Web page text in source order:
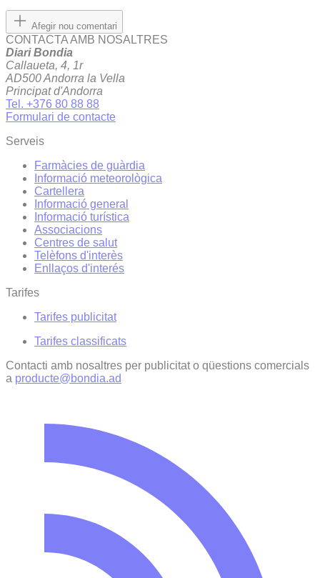
Afegir nou comentari
CONTACTA AMB NOSALTRES
Diari Bondia
Callaueta, 4, 1r
AD500 Andorra la Vella
Principat d'Andorra
Tel. +376 80 88 88
Formulari de contacte
Serveis
Farmàcies de guàrdia
Informació meteorològica
Cartellera
Informació general
Informació turística
Associacions
Centres de salut
Telèfons d'interès
Enllaços d'interés
Tarifes
Tarifes publicitat
Tarifes classificats
Contacti amb nosaltres per publicitat o qüestions comercials
a producte@bondia.ad